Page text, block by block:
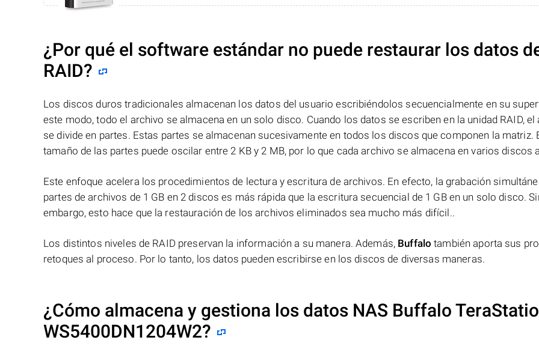
¿Por qué el software estándar no puede restaurar los datos
RAID?
Los discos duros tradicionales almacenan los datos del usuario escribiéndolos secuencialmente en su
este modo, todo el archivo se almacena en un solo disco. Cuando los datos se escriben en la unidad RAID, el
se divide en partes. Estas partes se almacenan sucesivamente en todos los discos que componen la matriz.
tamaño de las partes puede oscilar entre 2 KB y 2 MB, por lo que cada archivo se almacena en varios discos
Este enfoque acelera los procedimientos de lectura y escritura de archivos. En efecto, la grabación
partes de archivos de 1 GB en 2 discos es más rápida que la escritura secuencial de 1 GB en un solo disco.
embargo, esto hace que la restauración de los archivos eliminados sea mucho más difícil..
Los distintos niveles de RAID preservan la información a su manera. Además, Buffalo también aporta sus
retoques al proceso. Por lo tanto, los datos pueden escribirse en los discos de diversas maneras.
¿Cómo almacena y gestiona los datos NAS Buffalo
WS5400DN1204W2?